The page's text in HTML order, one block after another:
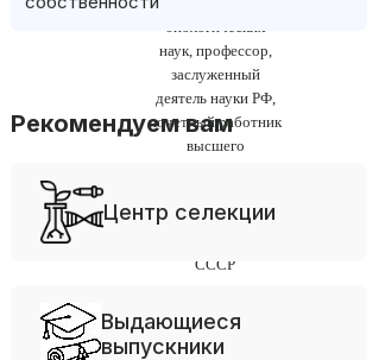
биологических
наук, профессор,
заслуженный
деятель науки РФ,
почетный работник
высшего
лауреат премии
СССР
Рекомендуем вам
Центр селекции
Выдающиеся
выпускники